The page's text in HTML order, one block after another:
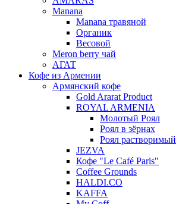
Manana
Manana травяной
Органик
Весовой
Meron berry чай
АГАТ
Кофе из Армении
Армянский кофе
Gold Ararat Product
ROYAL ARMENIA
Молотый Роял
Роял в зёрнах
Роял растворимый
JEZVA
Кофе "Le Café Paris"
Coffee Grounds
HALDI.CO
KAFFA